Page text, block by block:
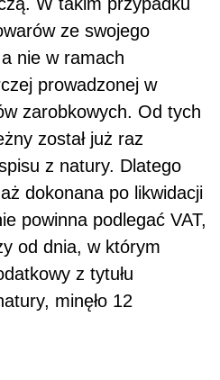
ze swojego
nie w ramach
prowadzonej w
zarobkowych. Od tych
został już raz
z natury. Dlatego
dokonana po likwidacji
powinna podlegać VAT,
od dnia, w którym
z tytułu
minęło 12